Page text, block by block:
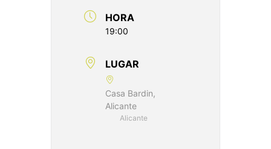
HORA
19:00
LUGAR
Casa Bardin,
Alicante
Alicante